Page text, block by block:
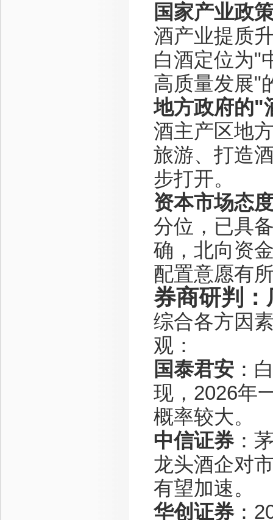
国家产业政
酒产业提质
白酒定位为"
高质量发展"
地方政府的"
酒主产区地
旅游、打造
步打开。
资本市场态
分位，已具
确，北向资
配置意愿有
券商研判
综合各方因
观：
国泰君安 ：
现，2026年
概率较大。
中信证券：
龙头酒企对
有望加速。
华创证券：